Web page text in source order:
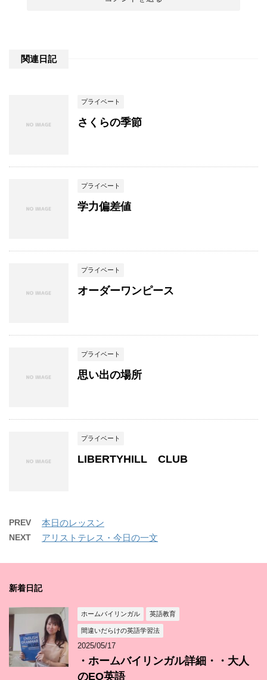
関連日記
プライベート
さくらの季節
プライベート
学力偏差値
プライベート
オーダーワンピース
プライベート
思い出の場所
プライベート
LIBERTYHILL CLUB
PREV 本日のレッスン
NEXT アリストテレス・今日の一文
新着日記
ホームバイリンガル 英語教育
間違いだらけの英語学習法
2025/05/17
・ホームバイリンガル詳細・・大人
のEQ英語